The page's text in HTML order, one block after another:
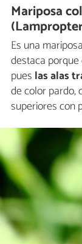
Mariposa
Es una
destaca
pues las alas
de color pardo,
superiores con